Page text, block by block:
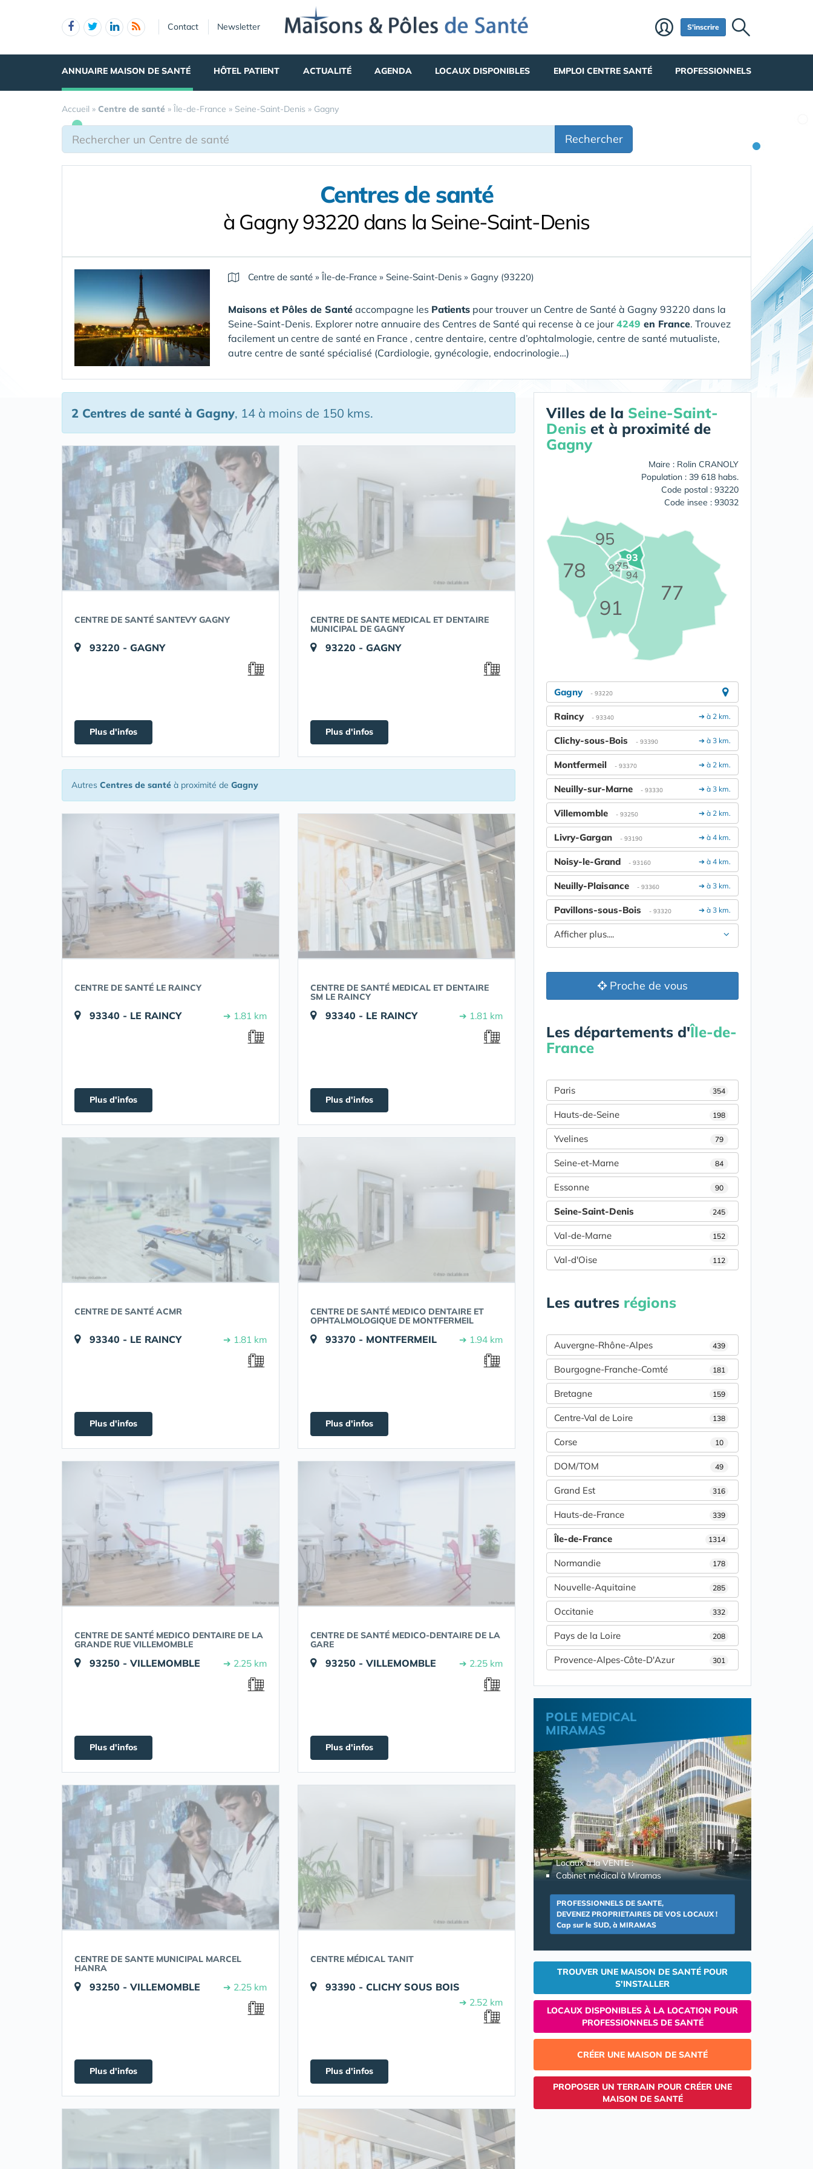
Contact Newsletter S'inscrire
ANNUAIRE MAISON DE SANTÉ HÔTEL PATIENT ACTUALITÉ AGENDA LOCAUX DISPONIBLES EMPLOI CENTRE SANTÉ PROFESSIONNELS
Accueil » Centre de santé » Île-de-France » Seine-Saint-Denis » Gagny
Rechercher
Centres de santé
à Gagny 93220 dans la Seine-Saint-Denis
Centre de santé »Île-de-France » Seine-Saint-Denis » Gagny (93220)
Maisons et Pôles de Santé accompagne les Patients pour trouver un Centre de Santé à Gagny 93220 dans la
Seine-Saint-Denis. Explorer notre annuaire des Centres de Santé qui recense à ce jour 4249 en France. Trouvez
facilement un centre de santé en France , centre dentaire, centre d’ophtalmologie, centre de santé mutualiste,
autre centre de santé spécialisé (Cardiologie, gynécologie, endocrinologie…)
2 Centres de santé à Gagny, 14 à moins de 150 kms.
CENTRE DE SANTÉ SANTEVY GAGNY
93220 - GAGNY
Plus d'infos
CENTRE DE SANTE MEDICAL ET DENTAIRE
MUNICIPAL DE GAGNY
93220 - GAGNY
Plus d'infos
Autres Centres de santé à proximité de Gagny
CENTRE DE SANTÉ LE RAINCY
93340 - LE RAINCY ➔ 1.81 km
Plus d'infos
CENTRE DE SANTÉ MEDICAL ET DENTAIRE
SM LE RAINCY
93340 - LE RAINCY ➔ 1.81 km
Plus d'infos
CENTRE DE SANTÉ ACMR
93340 - LE RAINCY ➔ 1.81 km
Plus d'infos
CENTRE DE SANTÉ MEDICO DENTAIRE ET
OPHTALMOLOGIQUE DE MONTFERMEIL
93370 - MONTFERMEIL ➔ 1.94 km
Plus d'infos
CENTRE DE SANTÉ MEDICO DENTAIRE DE LA
GRANDE RUE VILLEMOMBLE
93250 - VILLEMOMBLE ➔ 2.25 km
Plus d'infos
CENTRE DE SANTÉ MEDICO-DENTAIRE DE LA
GARE
93250 - VILLEMOMBLE ➔ 2.25 km
Plus d'infos
CENTRE DE SANTE MUNICIPAL MARCEL
HANRA
93250 - VILLEMOMBLE ➔ 2.25 km
Plus d'infos
CENTRE MÉDICAL TANIT
93390 - CLICHY SOUS BOIS
➔ 2.52 km
Plus d'infos
Villes de la Seine-Saint-
Denis et à proximité de
Gagny
Maire : Rolin CRANOLY
Population : 39 618 habs.
Code postal : 93220
Code insee : 93032
75
77
78
91
92
93
94
95
Gagny - 93220
➔ à 2 km.
Raincy - 93340
➔ à 3 km.
Clichy-sous-Bois - 93390
➔ à 2 km.
Montfermeil - 93370
➔ à 3 km.
Neuilly-sur-Marne - 93330
➔ à 2 km.
Villemomble - 93250
➔ à 4 km.
Livry-Gargan - 93190
➔ à 4 km.
Noisy-le-Grand - 93160
➔ à 3 km.
Neuilly-Plaisance - 93360
➔ à 3 km.
Pavillons-sous-Bois - 93320
Afficher plus....
Proche de vous
Les départements d'Île-de-
France
Paris 354
Hauts-de-Seine 198
Yvelines 79
Seine-et-Marne 84
Essonne 90
Seine-Saint-Denis 245
Val-de-Marne 152
Val-d'Oise 112
Les autres régions
Auvergne-Rhône-Alpes 439
Bourgogne-Franche-Comté 181
Bretagne 159
Centre-Val de Loire 138
Corse 10
DOM/TOM 49
Grand Est 316
Hauts-de-France 339
Île-de-France 1314
Normandie 178
Nouvelle-Aquitaine 285
Occitanie 332
Pays de la Loire 208
Provence-Alpes-Côte-D'Azur 301
POLE MEDICAL
MIRAMAS
Locaux à la VENTE :
Cabinet médical à Miramas
PROFESSIONNELS DE SANTE,
DEVENEZ PROPRIETAIRES DE VOS LOCAUX !
Cap sur le SUD, à MIRAMAS
TROUVER UNE MAISON DE SANTÉ POUR
S'INSTALLER
LOCAUX DISPONIBLES À LA LOCATION POUR
PROFESSIONNELS DE SANTÉ
CRÉER UNE MAISON DE SANTÉ
PROPOSER UN TERRAIN POUR CRÉER UNE
MAISON DE SANTÉ